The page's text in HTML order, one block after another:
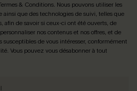
& Conditions. Nous pouvons utiliser les
ainsi que des technologies de suivi, telles que
afin de savoir si ceux-ci ont été ouverts, de
nos contenus et nos offres, et de
de vous intéresser, conformément
. Vous pouvez vous désabonner à tout